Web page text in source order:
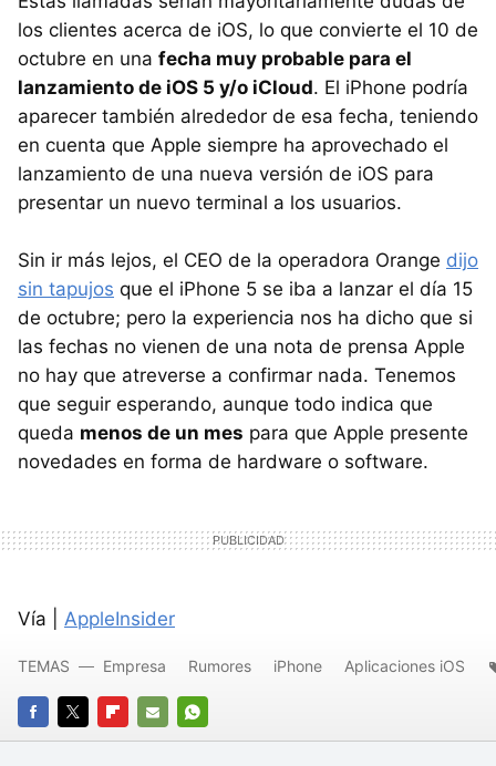
los clientes acerca de iOS, lo que convierte el 10 de
octubre en una fecha muy probable para el
lanzamiento de iOS 5 y/o iCloud. El iPhone podría
aparecer también alrededor de esa fecha, teniendo
en cuenta que Apple siempre ha aprovechado el
lanzamiento de una nueva versión de iOS para
presentar un nuevo terminal a los usuarios.
Sin ir más lejos, el CEO de la operadora Orange dijo
sin tapujos que el iPhone 5 se iba a lanzar el día 15
de octubre; pero la experiencia nos ha dicho que si
las fechas no vienen de una nota de prensa Apple
no hay que atreverse a confirmar nada. Tenemos
que seguir esperando, aunque todo indica que
queda menos de un mes para que Apple presente
novedades en forma de hardware o software.
Vía | AppleInsider
FACEBOOK
TWITTERFLIPBOARD
E-
WHATSAPP
TEMAS Empresa Rumores iPhone Aplicaciones iOS